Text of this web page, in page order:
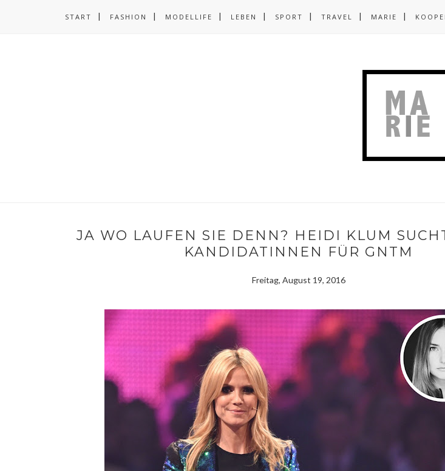
START FASHION MODELLIFE LEBEN SPORT TRAVEL MARIE
JA WO LAUFEN SIE DENN? HEIDI KLUM
KANDIDATINNEN FÜR GNTM
Freitag, August 19, 2016